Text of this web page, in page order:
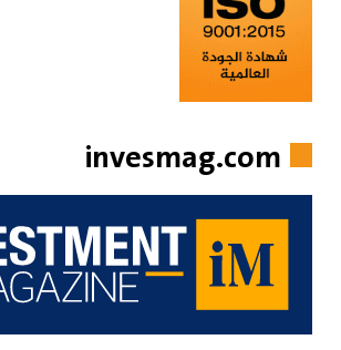
invesmag.com